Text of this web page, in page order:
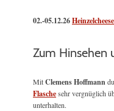
02.-05.12.26
Zum Hinsehen
MitClemens Hoffmann
Flaschesehr vergnüglich
unterhalten.